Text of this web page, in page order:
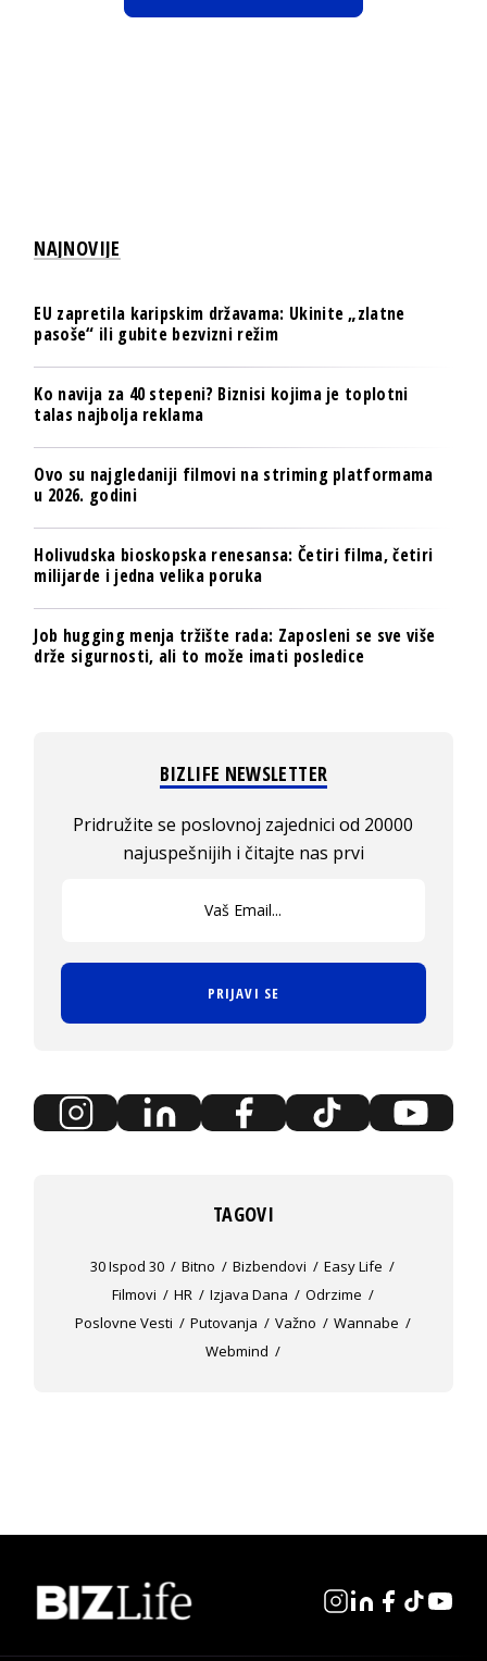
NAJNOVIJE
EU zapretila karipskim državama: Ukinite „zlatne
pasoše“ ili gubite bezvizni režim
Ko navija za 40 stepeni? Biznisi kojima je toplotni
talas najbolja reklama
Ovo su najgledaniji filmovi na striming platformama
u 2026. godini
Holivudska bioskopska renesansa: Četiri filma, četiri
milijarde i jedna velika poruka
Job hugging menja tržište rada: Zaposleni se sve više
drže sigurnosti, ali to može imati posledice
BIZLIFE NEWSLETTER
Pridružite se poslovnoj zajednici od 20000
najuspešnijih i čitajte nas prvi
PRIJAVI SE
TAGOVI
30 Ispod 30 Bitno Bizbendovi
Easy Life
Filmovi
HR Izjava Dana
Odrzime
Poslovne Vesti
Putovanja Važno
Wannabe
Webmind